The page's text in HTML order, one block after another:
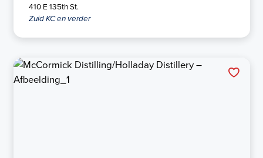
410 E 135th St.
Zuid KC en verder